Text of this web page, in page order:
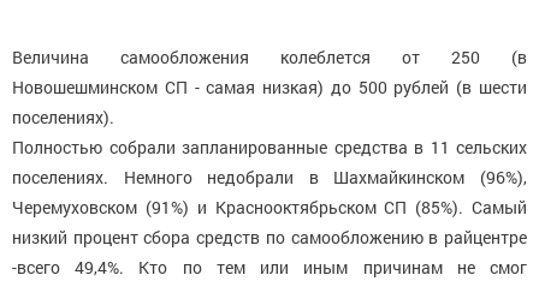
Величина самообложения колеблется от 250 (в
Новошешминском СП - самая низкая) до 500 рублей (в шести
поселениях).
Полностью собрали запланированные средства в 11 сельских
поселениях. Немного недобрали в Шахмайкинском (96%),
Черемуховском (91%) и Краснооктябрьском СП (85%). Самый
низкий процент сбора средств по самообложению в райцентре
-всего 49,4%. Кто по тем или иным причинам не смог